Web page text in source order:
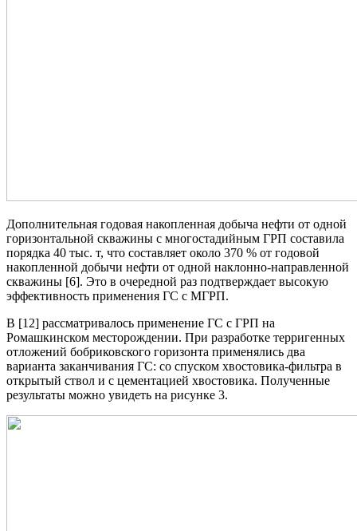
Дополнительная годовая накопленная добыча нефти от одной
горизонтальной скважины с многостадийным ГРП составила
порядка 40 тыс. т, что составляет около 370 % от годовой
накопленной добычи нефти от одной наклонно-направленной
скважины [6]. Это в очередной раз подтверждает высокую
эффективность применения ГС с МГРП.
В [12] рассматривалось применение ГС с ГРП на
Ромашкинском месторождении. При разработке терригенных
отложений бобриковского горизонта применялись два
варианта заканчивания ГС: со спуском хвостовика-фильтра в
открытый ствол и с цементацией хвостовика. Полученные
результаты можно увидеть на рисунке 3.